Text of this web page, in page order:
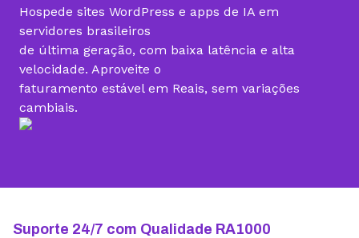
Criador de Sites grátis
Armazenamento
Hospede sites WordPress e apps de IA em
servidores brasileiros
de última geração, com baixa latência e alta
velocidade. Aproveite o
faturamento estável em Reais, sem variações
cambiais.
Suporte 24/7 com Qualidade RA1000